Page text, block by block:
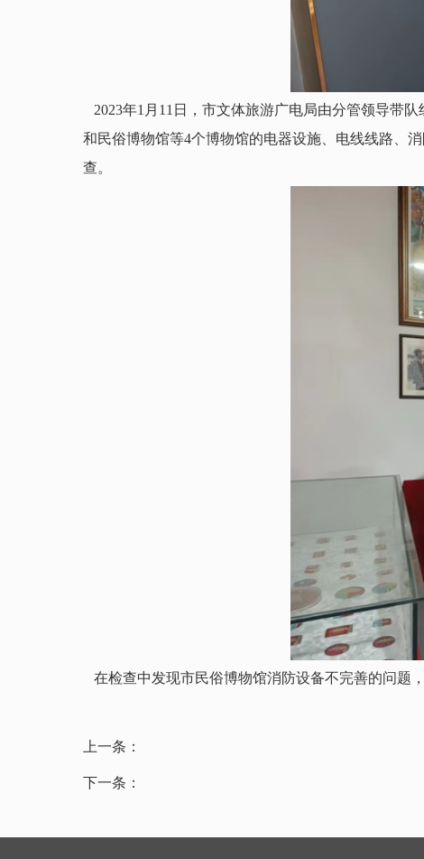
2023年1月11日，市文体旅游广电局由分管领导带
和民俗博物馆等4个博物馆的电器设施、电线线路、
查。
在检查中发现市民俗博物馆消防设备不完善的问题
上一条：
下一条：